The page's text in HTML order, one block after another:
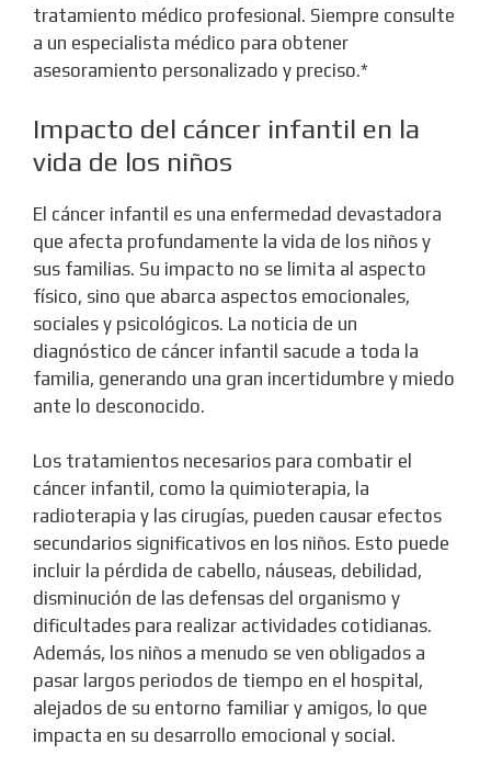
tratamiento médico profesional. Siempre consulte
a un especialista médico para obtener
asesoramiento personalizado y preciso.*
Impacto del cáncer infantil en la
vida de los niños
El cáncer infantil es una enfermedad devastadora
que afecta profundamente la vida de los niños y
sus familias. Su impacto no se limita al aspecto
físico, sino que abarca aspectos emocionales,
sociales y psicológicos. La noticia de un
diagnóstico de cáncer infantil sacude a toda la
familia, generando una gran incertidumbre y miedo
ante lo desconocido.
Los tratamientos necesarios para combatir el
cáncer infantil, como la quimioterapia, la
radioterapia y las cirugías, pueden causar efectos
secundarios significativos en los niños. Esto puede
incluir la pérdida de cabello, náuseas, debilidad,
disminución de las defensas del organismo y
dificultades para realizar actividades cotidianas.
Además, los niños a menudo se ven obligados a
pasar largos periodos de tiempo en el hospital,
alejados de su entorno familiar y amigos, lo que
impacta en su desarrollo emocional y social.